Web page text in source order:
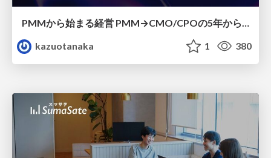
PMMから始まる経営 PMM→CMO/CPOの5年から導いた、 PMMの役割
kazuotanaka
1 380